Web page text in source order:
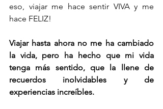
eso, viajar me hace sentir VIVA y me
hace FELIZ!
Viajar hasta ahora no me ha cambiado
la vida, pero ha hecho que mi vida
tenga más sentido, que la llene de
recuerdos inolvidables y de
experiencias increíbles.